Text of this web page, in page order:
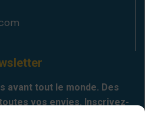
avant tout le monde. Des
vos envies. Inscrivez-